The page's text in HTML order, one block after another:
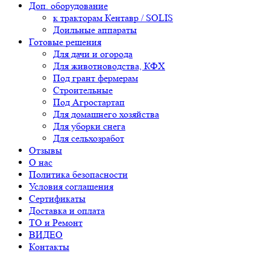
Доп. оборудование
к тракторам Кентавр / SOLIS
Доильные аппараты
Готовые решения
Для дачи и огорода
Для животноводства, КФХ
Под грант фермерам
Строительные
Под Агростартап
Для домашнего хозяйства
Для уборки снега
Для сельхозработ
Отзывы
О нас
Политика безопасности
Условия соглашения
Сертификаты
Доставка и оплата
ТО и Ремонт
ВИДЕО
Контакты